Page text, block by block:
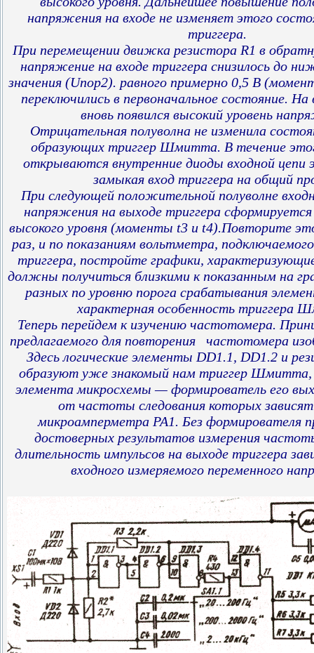
напряжения на входе не изменяет этого
триггера.
При перемещении движка резистора R1 в
напряжение на входе триггера снизилось до
значения (Unop2). равного примерно 0,5 В
переключились в первоначальное состояние.
вновь появился высокий уровень
Отрицательная полуволна не изменила
образующих триггер Шмитта. В течение
открываются внутренние диоды входной цепи
замыкая вход триггера на общий
При следующей положительной полуволне
напряжения на выходе триггера
высокого уровня (моменты t3 и t4).Повторите
раз, и по показаниям вольтметра,
триггера, постройте графики,
должны получиться близкими к показанным на
разных по уровню порога срабатывания
характерная особенность триггера
Теперь перейдем к изучению частотомера.
предлагаемого для повторения частотомера
Здесь логические элементы DD1.1, DD1.2 и
образуют уже знакомый нам триггер Шмитта,
элемента микросхемы — формирователь его
от частоты следования которых зависят
микроамперметра РА1. Без формирователя
достоверных результатов измерения
длительность импульсов на выходе триггера
входного измеряемого переменного